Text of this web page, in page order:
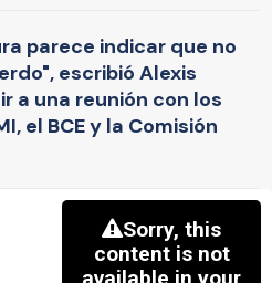
parece indicar que no
escribió Alexis
a una reunión con los
el BCE y la Comisión